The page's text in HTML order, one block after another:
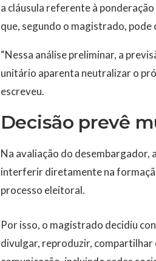
a cláusula referente à
que, segundo o magistrado,
“Nessa análise preliminar, a
unitário aparenta neutralizar o
escreveu.
Decisão prevê
Na avaliação do desembargador,
interferir diretamente na
processo eleitoral.
Por isso, o magistrado decidiu
divulgar, reproduzir, compartilhar